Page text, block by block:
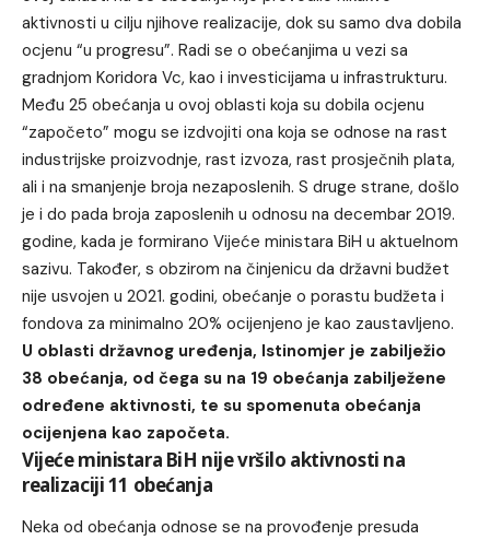
aktivnosti u cilju njihove realizacije, dok su samo dva dobila
ocjenu “u progresu”. Radi se o obećanjima u vezi sa
gradnjom Koridora Vc, kao i investicijama u infrastrukturu.
Među 25 obećanja u ovoj oblasti koja su dobila ocjenu
“započeto” mogu se izdvojiti ona koja se odnose na rast
industrijske proizvodnje, rast izvoza, rast prosječnih plata,
ali i na smanjenje broja nezaposlenih. S druge strane, došlo
je i do pada broja zaposlenih u odnosu na decembar 2019.
godine, kada je formirano Vijeće ministara BiH u aktuelnom
sazivu. Također, s obzirom na činjenicu da državni budžet
nije usvojen u 2021. godini, obećanje o porastu budžeta i
fondova za minimalno 20% ocijenjeno je kao zaustavljeno.
U oblasti državnog uređenja, Istinomjer je zabilježio
38 obećanja, od čega su na 19 obećanja zabilježene
određene aktivnosti, te su spomenuta obećanja
ocijenjena kao započeta.
Vijeće ministara BiH nije vršilo aktivnosti na
realizaciji 11 obećanja
Neka od obećanja odnose se na provođenje presuda